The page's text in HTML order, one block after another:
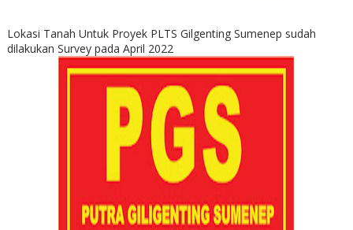
Lokasi Tanah Untuk Proyek PLTS Gilgenting Sumenep sudah
dilakukan Survey pada April 2022